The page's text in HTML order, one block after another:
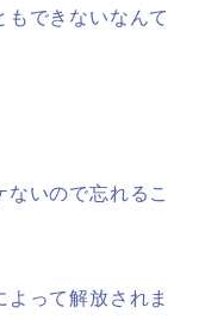
できないなんて
いので忘れるこ
って解放されま